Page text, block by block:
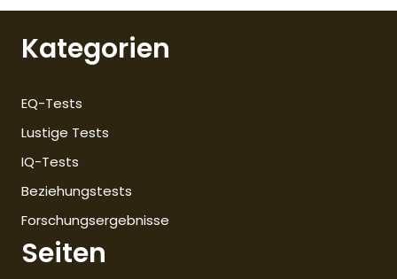
Kategorien
EQ-Tests
Lustige Tests
IQ-Tests
Beziehungstests
Forschungsergebnisse
Seiten